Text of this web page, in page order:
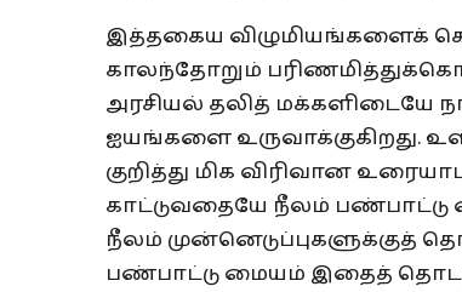
இத்தகைய விழுமியங்களைக்
காலந்தோறும்
அரசியல் தலித் மக்களிடையே
ஐயங்களை உருவாக்குகிறது.
குறித்து மிக விரிவான
காட்டுவதையே நீலம் பண்பாட்டு
நீலம் முன்னெடுப்புகளுக்குத்
பண்பாட்டு மையம் இதைத்